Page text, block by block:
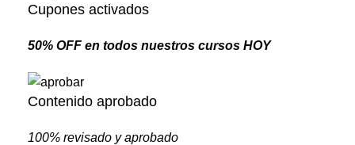
Cupones activados
50% OFF en todos nuestros cursos HOY
Contenido aprobado
100% revisado y aprobado